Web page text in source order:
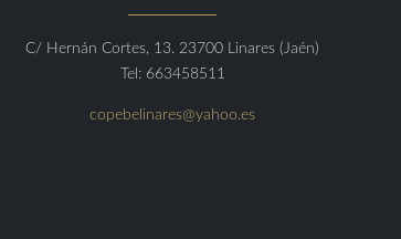
C/ Hernán Cortes, 13. 23700 Linares (Jaén)
Tel: 663458511
copebelinares@yahoo.es